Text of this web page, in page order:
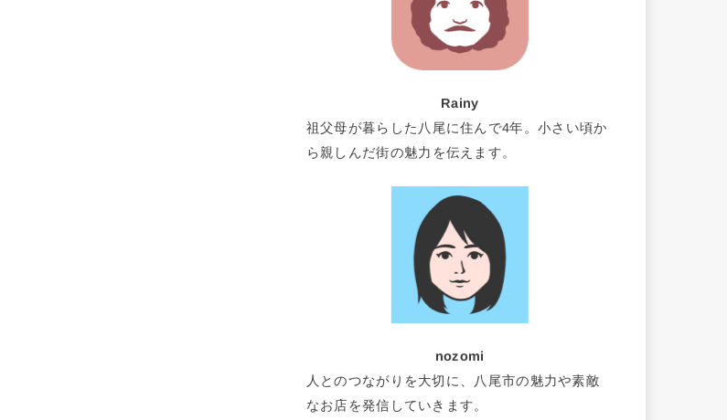
Rainy
祖父母が暮らした八尾に住んで4年。小さい頃か
ら親しんだ街の魅力を伝えます。
nozomi
人とのつながりを大切に、八尾市の魅力や素敵
なお店を発信していきます。